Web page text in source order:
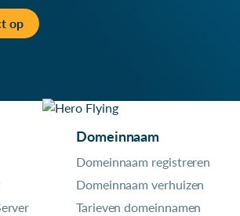
op
Domeinnaam
Domeinnaam registreren
Domeinnaam verhuizen
Tarieven domeinnamen